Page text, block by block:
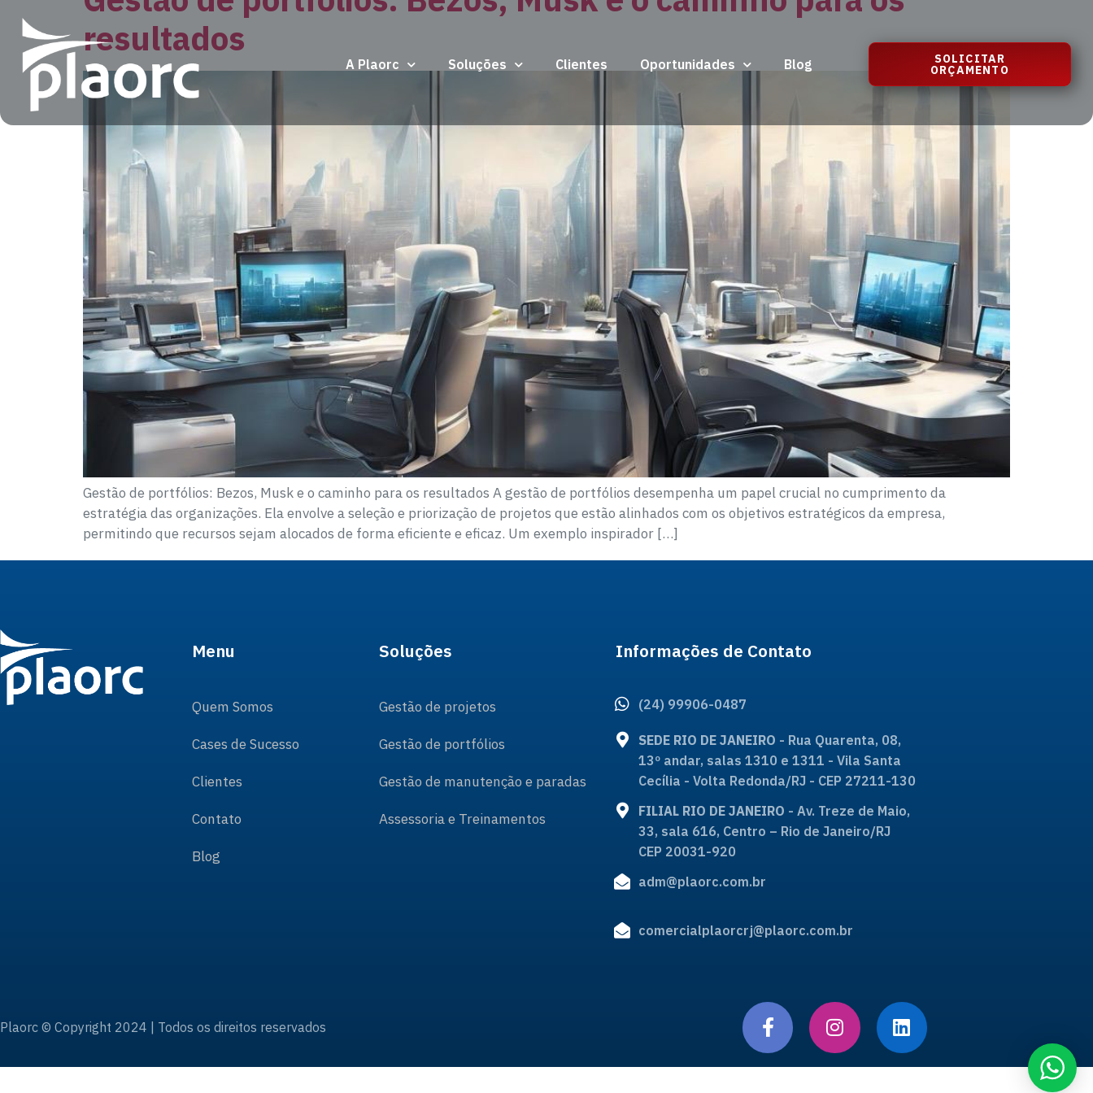
A Plaorc Soluções Clientes Oportunidades Blog SOLICITAR
ORÇAMENTO
resultados
Gestão de portfólios: Bezos, Musk e o caminho para os resultados A gestão de portfólios desempenha um papel crucial no cumprimento da
estratégia das organizações. Ela envolve a seleção e priorização de projetos que estão alinhados com os objetivos estratégicos da empresa,
permitindo que recursos sejam alocados de forma eficiente e eficaz. Um exemplo inspirador […]
Menu
Quem Somos
Cases de Sucesso
Clientes
Contato
Blog
Soluções
Gestão de projetos
Gestão de portfólios
Gestão de manutenção e paradas
Assessoria e Treinamentos
Informações de Contato
(24) 99906-0487
SEDE RIO DE JANEIRO - Rua Quarenta, 08,
13º andar, salas 1310 e 1311 - Vila Santa
Cecília - Volta Redonda/RJ - CEP 27211-130
FILIAL RIO DE JANEIRO - Av. Treze de Maio,
33, sala 616, Centro – Rio de Janeiro/RJ
CEP 20031-920
adm@plaorc.com.br
comercialplaorcrj@plaorc.com.br
Plaorc © Copyright 2024 | Todos os direitos reservados